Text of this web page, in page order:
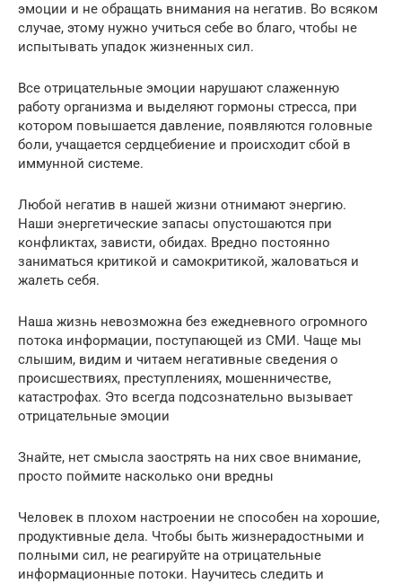
эмоции и не обращать внимания на негатив. Во всяком
случае, этому нужно учиться себе во благо, чтобы не
испытывать упадок жизненных сил.
Все отрицательные эмоции нарушают слаженную
работу организма и выделяют гормоны стресса, при
котором повышается давление, появляются головные
боли, учащается сердцебиение и происходит сбой в
иммунной системе.
Любой негатив в нашей жизни отнимают энергию.
Наши энергетические запасы опустошаются при
конфликтах, зависти, обидах. Вредно постоянно
заниматься критикой и самокритикой, жаловаться и
жалеть себя.
Наша жизнь невозможна без ежедневного огромного
потока информации, поступающей из СМИ. Чаще мы
слышим, видим и читаем негативные сведения о
происшествиях, преступлениях, мошенничестве,
катастрофах. Это всегда подсознательно вызывает
отрицательные эмоции
Знайте, нет смысла заострять на них свое внимание,
просто поймите насколько они вредны
Человек в плохом настроении не способен на хорошие,
продуктивные дела. Чтобы быть жизнерадостными и
полными сил, не реагируйте на отрицательные
информационные потоки. Научитесь следить и